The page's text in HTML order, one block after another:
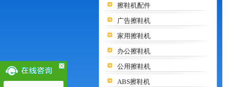
擦鞋机配件
广告擦鞋机
家用擦鞋机
办公擦鞋机
公用擦鞋机
ABS擦鞋机